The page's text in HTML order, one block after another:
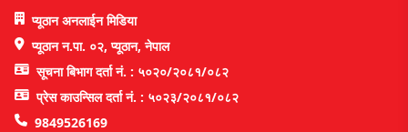
प्यूठान अनलाईन मिडिया
प्यूठान न.पा. ०२, प्यूठान, नेपाल
सूचना बिभाग दर्ता नं. : ५०२०/२०८१/०८२
प्रेस काउन्सिल दर्ता नं. : ५०२३/२०८१/०८२
9849526169